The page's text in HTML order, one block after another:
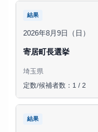
結果
2026年8月9日（日）
寄居町長選挙
埼玉県
定数/候補者数：1 / 2
結果